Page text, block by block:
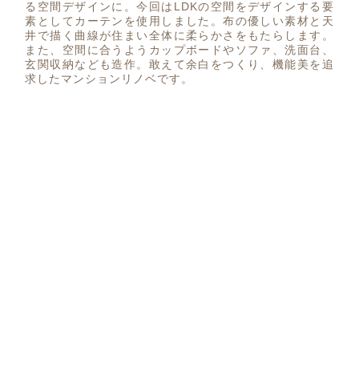
る空間デザインに。今回はLDKの空間をデザインする要
素としてカーテンを使用しました。布の優しい素材と天
井で描く曲線が住まい全体に柔らかさをもたらします。
また、空間に合うようカップボードやソファ、洗面台、
玄関収納なども造作。敢えて余白をつくり、機能美を追
求したマンションリノベです。